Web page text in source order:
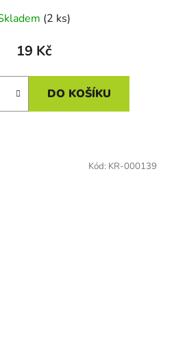
(2 ks)
19 Kč
DO KOŠÍKU
Kód: KR-000139